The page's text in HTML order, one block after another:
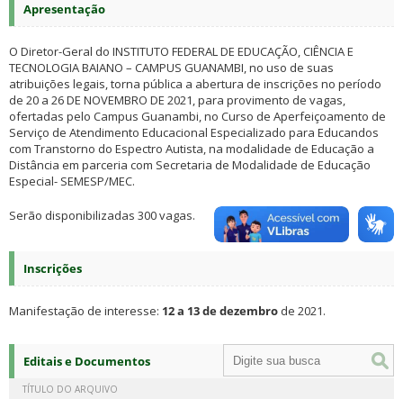
Apresentação
O Diretor-Geral do INSTITUTO FEDERAL DE EDUCAÇÃO, CIÊNCIA E
TECNOLOGIA BAIANO – CAMPUS GUANAMBI, no uso de suas
atribuições legais, torna pública a abertura de inscrições no período
de 20 a 26 DE NOVEMBRO DE 2021, para provimento de vagas,
ofertadas pelo Campus Guanambi, no Curso de Aperfeiçoamento de
Serviço de Atendimento Educacional Especializado para Educandos
com Transtorno do Espectro Autista, na modalidade de Educação a
Distância em parceria com Secretaria de Modalidade de Educação
Especial- SEMESP/MEC.
Serão disponibilizadas 300 vagas.
Inscrições
Manifestação de interesse: 12 a 13 de dezembro de 2021.
Editais e Documentos
TÍTULO DO ARQUIVO